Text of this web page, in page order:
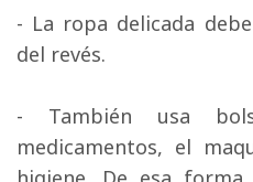
- La ropa delicada
del revés.
- También usa
medicamentos, el